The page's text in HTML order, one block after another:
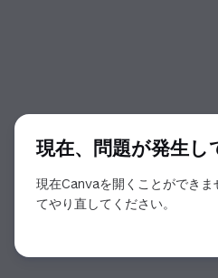
現在、問題が発生し
現在Canvaを開くことができ
てやり直してください。